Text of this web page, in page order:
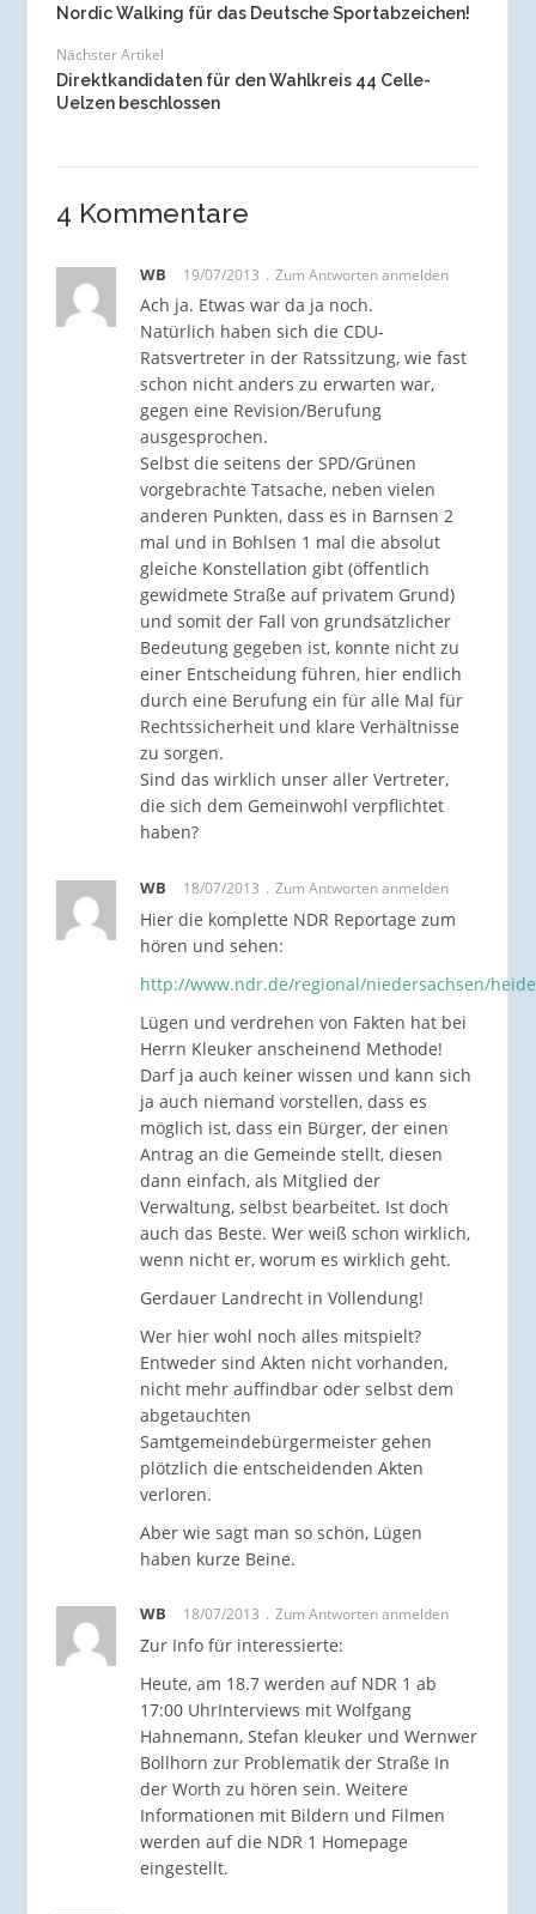
Nordic Walking für das Deutsche Sportabzeichen!
Nächster Artikel
Direktkandidaten für den Wahlkreis 44 Celle-
Uelzen beschlossen
4 Kommentare
WB 19/07/2013 Zum Antworten anmelden
Ach ja. Etwas war da ja noch.
Natürlich haben sich die CDU-
Ratsvertreter in der Ratssitzung, wie fast
schon nicht anders zu erwarten war,
gegen eine Revision/Berufung
ausgesprochen.
Selbst die seitens der SPD/Grünen
vorgebrachte Tatsache, neben vielen
anderen Punkten, dass es in Barnsen 2
mal und in Bohlsen 1 mal die absolut
gleiche Konstellation gibt (öffentlich
gewidmete Straße auf privatem Grund)
und somit der Fall von grundsätzlicher
Bedeutung gegeben ist, konnte nicht zu
einer Entscheidung führen, hier endlich
durch eine Berufung ein für alle Mal für
Rechtssicherheit und klare Verhältnisse
zu sorgen.
Sind das wirklich unser aller Vertreter,
die sich dem Gemeinwohl verpflichtet
haben?
WB 18/07/2013 Zum Antworten anmelden
Hier die komplette NDR Reportage zum
hören und sehen:
http://www.ndr.de/regional/niedersachsen/
Lügen und verdrehen von Fakten hat bei
Herrn Kleuker anscheinend Methode!
Darf ja auch keiner wissen und kann sich
ja auch niemand vorstellen, dass es
möglich ist, dass ein Bürger, der einen
Antrag an die Gemeinde stellt, diesen
dann einfach, als Mitglied der
Verwaltung, selbst bearbeitet. Ist doch
auch das Beste. Wer weiß schon wirklich,
wenn nicht er, worum es wirklich geht.
Gerdauer Landrecht in Vollendung!
Wer hier wohl noch alles mitspielt?
Entweder sind Akten nicht vorhanden,
nicht mehr auffindbar oder selbst dem
abgetauchten
Samtgemeindebürgermeister gehen
plötzlich die entscheidenden Akten
verloren.
Aber wie sagt man so schön, Lügen
haben kurze Beine.
WB 18/07/2013 Zum Antworten anmelden
Zur Info für interessierte:
Heute, am 18.7 werden auf NDR 1 ab
17:00 UhrInterviews mit Wolfgang
Hahnemann, Stefan kleuker und Wernwer
Bollhorn zur Problematik der Straße In
der Worth zu hören sein. Weitere
Informationen mit Bildern und Filmen
werden auf die NDR 1 Homepage
eingestellt.